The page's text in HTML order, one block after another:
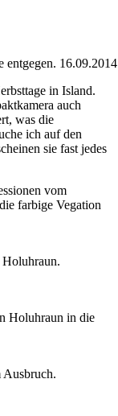
entgegen. 16.09.2014
in Island.
auch
was die
ich auf den
sie fast jedes
vom
farbige Vegation
Holuhraun in die